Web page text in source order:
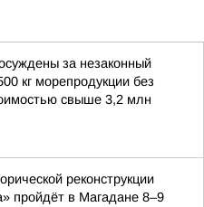
за незаконный
кг морепродукции без
свыше 3,2 млн
реконструкции
пройдёт в Магадане 8–9